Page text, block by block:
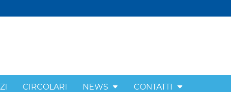
CIRCOLARI NEWS CONTATTI